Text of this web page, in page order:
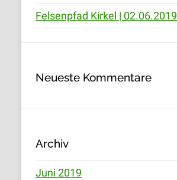
Felsenpfad Kirkel | 02.06.2019
Neueste Kommentare
Archiv
Juni 2019